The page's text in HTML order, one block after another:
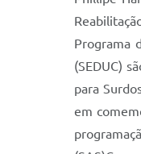
Programa
(SEDUC)
para
em